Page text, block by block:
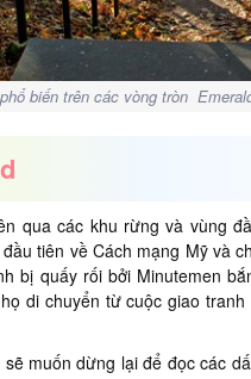
biến trên các vòng tròn
qua các khu rừng và vùng
tiên về Cách mạng Mỹ và
bị quấy rối bởi Minutemen
di chuyển từ cuộc giao
muốn dừng lại để đọc các